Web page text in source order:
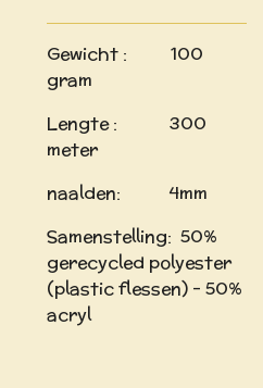
Gewicht : 100
gram
Lengte : 300
meter
naalden: 4mm
Samenstelling: 50%
gerecycled polyester
(plastic flessen) - 50%
acryl